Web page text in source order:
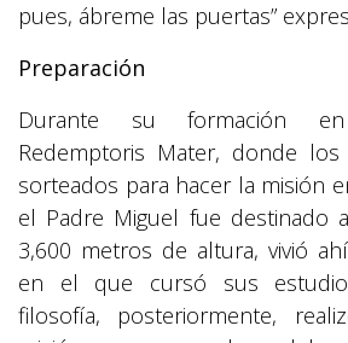
pues, ábreme las puertas”
Preparación
Durante su formación
Redemptoris Mater, donde los
sorteados para hacer la misión
el Padre Miguel fue destinado
3,600 metros de altura, vivió
en el que cursó sus
filosofía, posteriormente,